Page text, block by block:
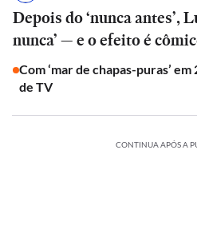
Depois do ‘nunca antes’,
nunca’ — e o efeito é
Com ‘mar de chapas-puras’
de TV
CONTINUA APÓS A